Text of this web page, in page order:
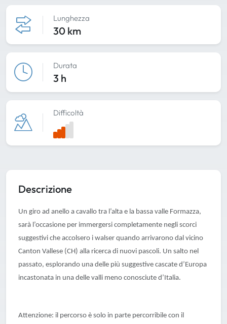
Lunghezza
30 km
Durata
3 h
Difficoltà
Descrizione
Un giro ad anello a cavallo tra l’alta e la bassa valle Formazza,
sarà l’occasione per immergersi completamente negli scorci
suggestivi che accolsero i walser quando arrivarono dal vicino
Canton Vallese (CH) alla ricerca di nuovi pascoli. Un salto nel
passato, esplorando una delle più suggestive cascate d’Europa
incastonata in una delle valli meno conosciute d’Italia.
Attenzione: il percorso è solo in parte percorribile con il